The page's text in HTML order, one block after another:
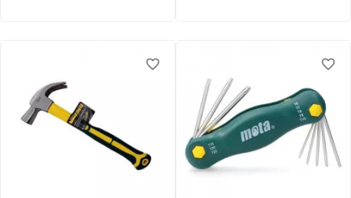
favorite_border
favorite_border favorite_border
favorite_border